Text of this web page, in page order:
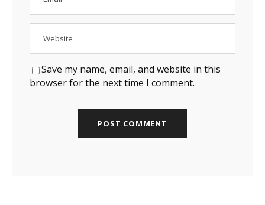
Save my name, email, and website in this
browser for the next time I comment.